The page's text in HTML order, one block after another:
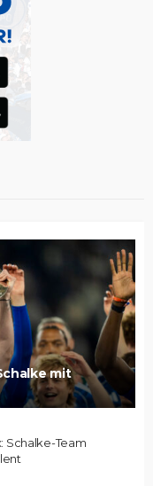
mit
Schalke-Team